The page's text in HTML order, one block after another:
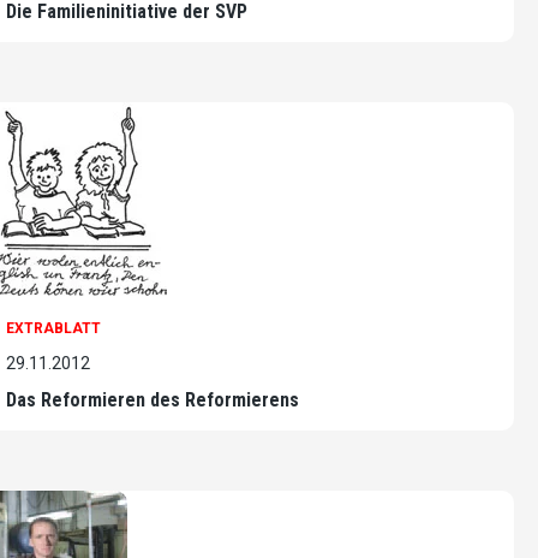
Die Familieninitiative der SVP
EXTRABLATT
29.11.2012
Das Reformieren des Reformierens